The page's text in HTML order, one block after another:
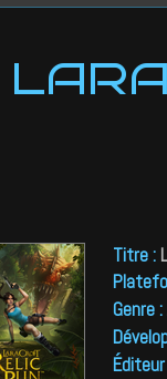
Titre :
Genre :
Éditeur